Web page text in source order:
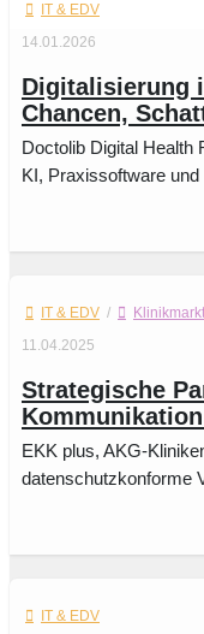
IT & EDV
14.01.2026
Digitalisierung
Chancen,
Doctolib Digital Health
KI, Praxissoftware
IT & EDV /
Klinikmarkt
11.04.2025
Strategische
EKK plus, AKG-
datenschutzkonforme
IT & EDV